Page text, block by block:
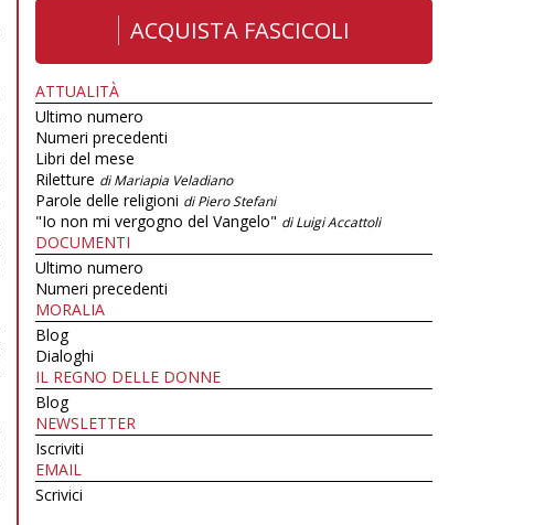
ACQUISTA FASCICOLI
ATTUALITÀ
Ultimo numero
Numeri precedenti
Libri del mese
Riletture di Mariapia Veladiano
Parole delle religioni di Piero Stefani
"Io non mi vergogno del Vangelo" di Luigi Accattoli
DOCUMENTI
Ultimo numero
Numeri precedenti
MORALIA
Blog
Dialoghi
IL REGNO DELLE DONNE
Blog
NEWSLETTER
Iscriviti
EMAIL
Scrivici